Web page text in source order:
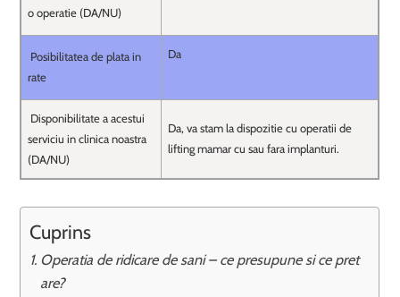
o operatie (DA/NU)
Posibilitatea de plata in
rate
Da
Disponibilitate a acestui
serviciu in clinica noastra
(DA/NU)
Da, va stam la dispozitie cu operatii de
lifting mamar cu sau fara implanturi.
Cuprins
Operatia de ridicare de sani – ce presupune si ce pret
are?